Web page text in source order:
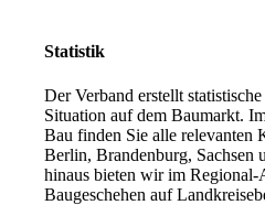
Statistik
Der Verband erstellt
Situation auf dem Baumarkt.
Bau finden Sie alle relevanten
Berlin, Brandenburg, Sachsen
hinaus bieten wir im Regional-
Baugeschehen auf